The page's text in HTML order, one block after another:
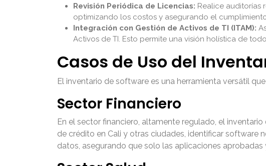
Revisión Periódica de Licencias: Realice auditorías
optimizando los costos y asegurando el
Integración con Gestión de Activos de TI (ITAM):
Activos de TI. Esto permite una visión holística de
Casos de Uso del
El inventario de software es una herramienta versátil
Sector Financiero
En el sector financiero, altamente regulado, el
de crédito en Cali y otras ciudades, identificar software
datos, asegurando que solo las aplicaciones